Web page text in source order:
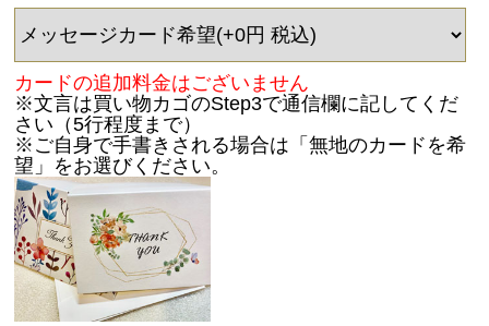
カードの追加料金はございません
※文言は買い物カゴのStep3で通信欄に記してくだ
さい（5行程度まで）
※ご自身で手書きされる場合は「無地のカードを希
望」をお選びください。